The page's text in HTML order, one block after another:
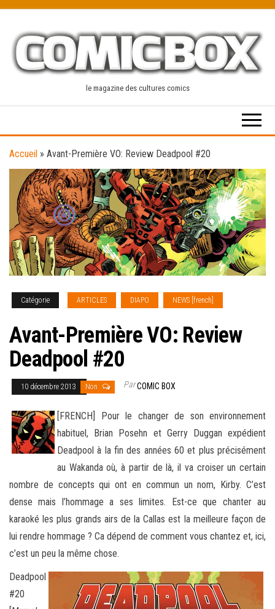
content
le magazine des cultures comics
Accueil » Avant-Première VO: Review Deadpool #20
Catégorie ARTICLES DIAPO NEWS [french]
Avant-Première VO: Review
Deadpool #20
10 décembre 2013 Non ParCOMIC BOX
[FRENCH] Pour le changer de son environnement
habituel, Brian Posehn et Gerry Duggan expédient
Deadpool à la fin des années 60 et plus précisément
au Wakanda où, à partir de là, il va croiser un certain
nombre de concepts qui ont en commun un nom, Kirby. C’est
dense mais l’hommage a ses limites. Est-ce que chanter au
karaoké les plus grands airs de la Callas est la meilleure façon de
lui rendre hommage ? Ca dépend de comment vous chantez et, ici,
c’est un peu la même chose.
Deadpool
#20